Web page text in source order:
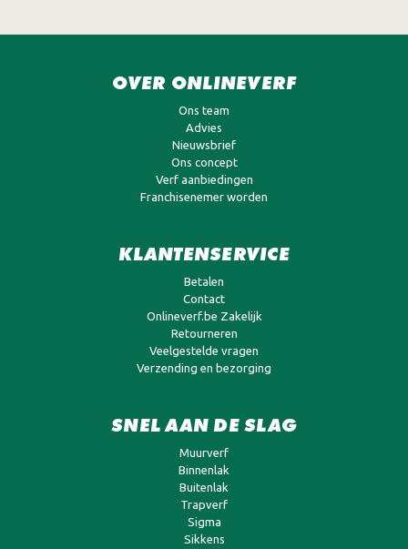
OVER ONLINEVERF
Ons team
Advies
Nieuwsbrief
Ons concept
Verf aanbiedingen
Franchisenemer worden
KLANTENSERVICE
Betalen
Contact
Onlineverf.be Zakelijk
Retourneren
Veelgestelde vragen
Verzending en bezorging
SNEL AAN DE SLAG
Muurverf
Binnenlak
Buitenlak
Trapverf
Sigma
Sikkens